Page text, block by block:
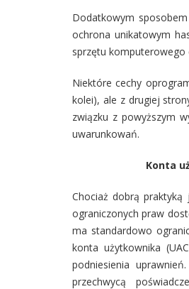
Dodatkowym
ochrona unikatowym
sprzętu komputerowego
Niektóre cechy
kolei), ale z drugiej
związku z powyższym
uwarunkowań.
Konta
Chociaż dobrą
ograniczonych praw
ma standardowo
konta użytkownika
podniesienia
przechwycą